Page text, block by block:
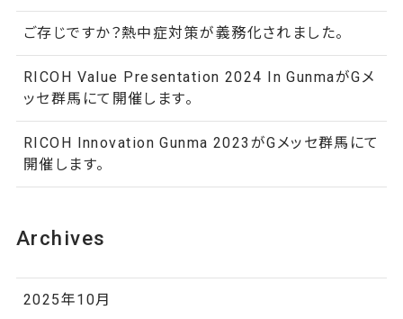
ご存じですか？熱中症対策が義務化されました。
RICOH Value Presentation 2024 In GunmaがGメ
ッセ群馬にて開催します。
RICOH Innovation Gunma 2023がGメッセ群馬にて
開催します。
Archives
2025年10月